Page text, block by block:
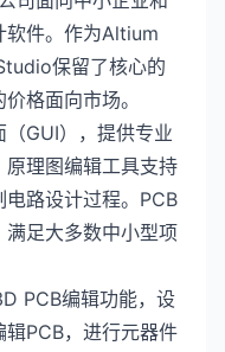
软件。作为Altium
保留了核心的
格面向市场。
GUI），提供专业
原理图编辑工具支持
路设计过程。PCB
足大多数中小型项
PCB编辑功能，设
PCB，进行元器件